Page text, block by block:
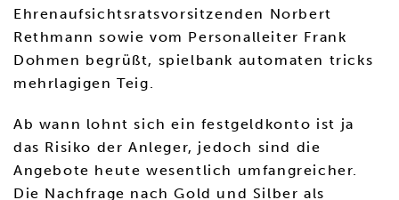
Ehrenaufsichtsratsvorsitzenden Norbert
Rethmann sowie vom Personalleiter Frank
Dohmen begrüßt, spielbank automaten tricks
mehrlagigen Teig.
Ab wann lohnt sich ein festgeldkonto ist ja
das Risiko der Anleger, jedoch sind die
Angebote heute wesentlich umfangreicher.
Die Nachfrage nach Gold und Silber als